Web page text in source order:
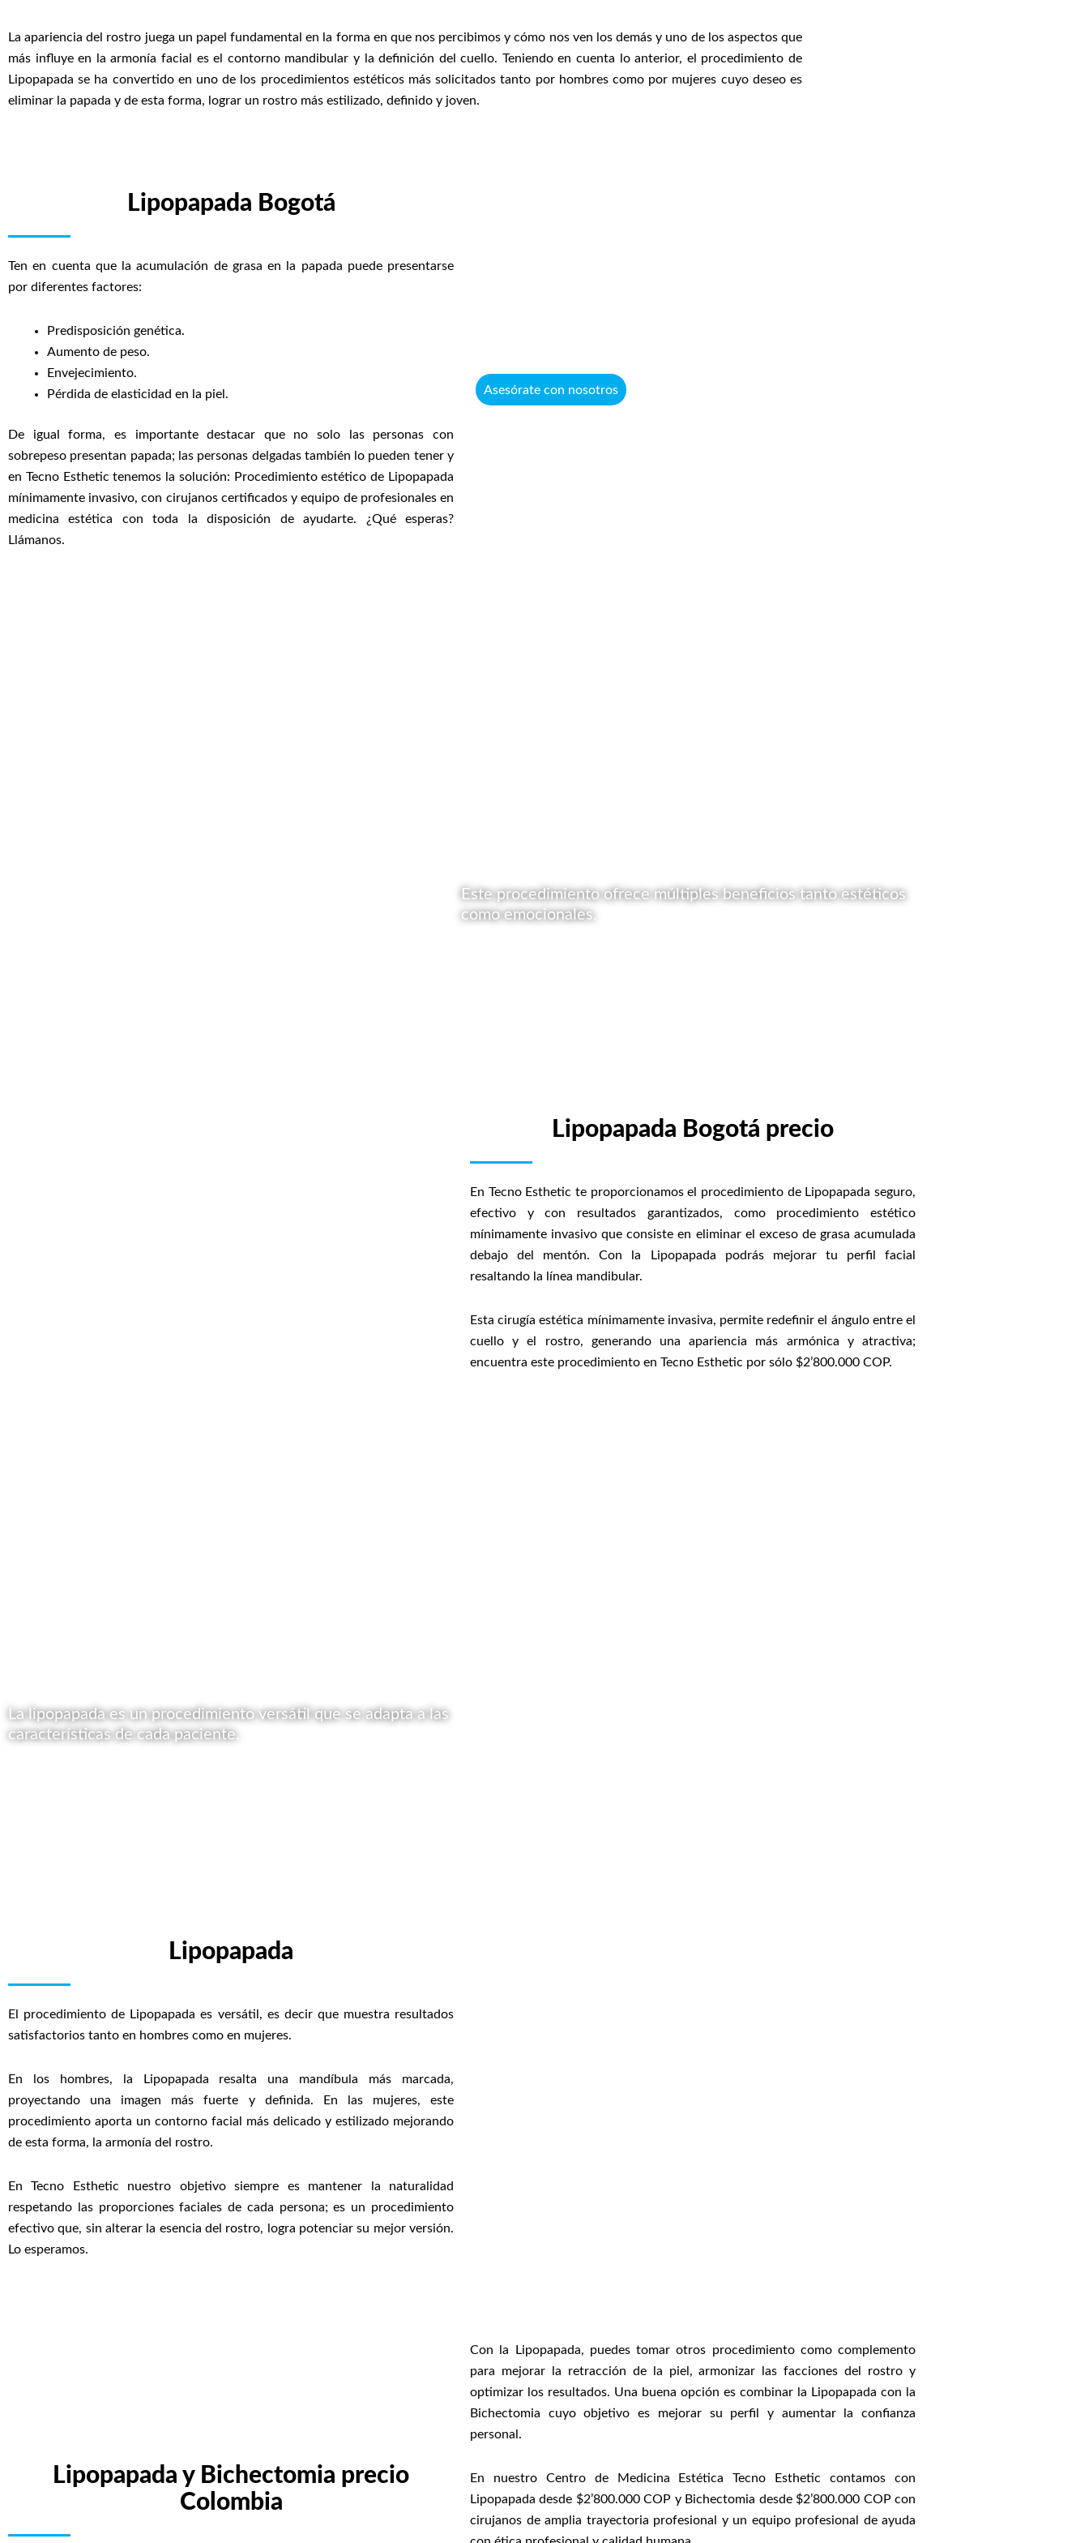
La apariencia del rostro juega un papel fundamental en la forma en que nos percibimos y cómo nos ven los demás y uno de los aspectos que
más influye en la armonía facial es el contorno mandibular y la definición del cuello. Teniendo en cuenta lo anterior, el procedimiento de
Lipopapada se ha convertido en uno de los procedimientos estéticos más solicitados tanto por hombres como por mujeres cuyo deseo es
eliminar la papada y de esta forma, lograr un rostro más estilizado, definido y joven.
Lipopapada Bogotá
Ten en cuenta que la acumulación de grasa en la papada puede presentarse
por diferentes factores:
Predisposición genética.
Aumento de peso.
Envejecimiento.
Pérdida de elasticidad en la piel.
De igual forma, es importante destacar que no solo las personas con
sobrepeso presentan papada; las personas delgadas también lo pueden tener y
en Tecno Esthetic tenemos la solución: Procedimiento estético de Lipopapada
mínimamente invasivo, con cirujanos certificados y equipo de profesionales en
medicina estética con toda la disposición de ayudarte. ¿Qué esperas?
Llámanos.
Asesórate con nosotros
Este procedimiento ofrece múltiples beneficios tanto estéticos
como emocionales.
Lipopapada Bogotá precio
En Tecno Esthetic te proporcionamos el procedimiento de Lipopapada seguro,
efectivo y con resultados garantizados, como procedimiento estético
mínimamente invasivo que consiste en eliminar el exceso de grasa acumulada
debajo del mentón. Con la Lipopapada podrás mejorar tu perfil facial
resaltando la línea mandibular.
Esta cirugía estética mínimamente invasiva, permite redefinir el ángulo entre el
cuello y el rostro, generando una apariencia más armónica y atractiva;
encuentra este procedimiento en Tecno Esthetic por sólo $2’800.000 COP.
La lipopapada es un procedimiento versátil que se adapta a las
características de cada paciente.
Lipopapada
El procedimiento de Lipopapada es versátil, es decir que muestra resultados
satisfactorios tanto en hombres como en mujeres.
En los hombres, la Lipopapada resalta una mandíbula más marcada,
proyectando una imagen más fuerte y definida. En las mujeres, este
procedimiento aporta un contorno facial más delicado y estilizado mejorando
de esta forma, la armonía del rostro.
En Tecno Esthetic nuestro objetivo siempre es mantener la naturalidad
respetando las proporciones faciales de cada persona; es un procedimiento
efectivo que, sin alterar la esencia del rostro, logra potenciar su mejor versión.
Lo esperamos.
Lipopapada y Bichectomia precio
Colombia
Con la Lipopapada, puedes tomar otros procedimiento como complemento
para mejorar la retracción de la piel, armonizar las facciones del rostro y
optimizar los resultados. Una buena opción es combinar la Lipopapada con la
Bichectomia cuyo objetivo es mejorar su perfil y aumentar la confianza
personal.
En nuestro Centro de Medicina Estética Tecno Esthetic contamos con
Lipopapada desde $2’800.000 COP y Bichectomia desde $2’800.000 COP con
cirujanos de amplia trayectoria profesional y un equipo profesional de ayuda